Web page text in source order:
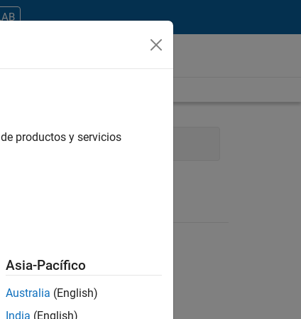
Industry Marketing
todos los empleos en su zona.
productos y servicios
Asia-Pacífico
Australia (English)
India (English)